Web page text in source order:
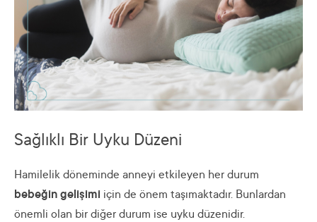
Sağlıklı Bir Uyku Düzeni
Hamilelik döneminde anneyi etkileyen her durum
bebeğin gelişimi için de önem taşımaktadır. Bunlardan
önemli olan bir diğer durum ise uyku düzenidir.